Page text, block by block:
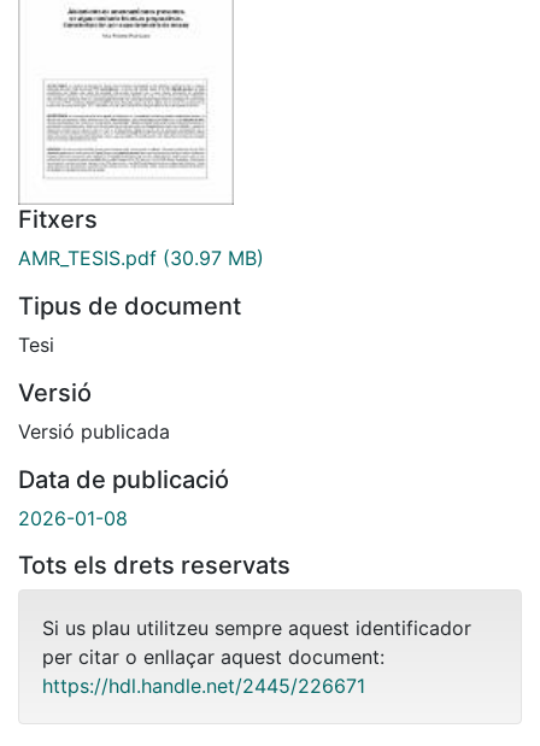
Fitxers
AMR_TESIS.pdf (30.97 MB)
Tipus de document
Tesi
Versió
Versió publicada
Data de publicació
2026-01-08
Tots els drets reservats
Si us plau utilitzeu sempre aquest identificador
per citar o enllaçar aquest document:
https://hdl.handle.net/2445/226671